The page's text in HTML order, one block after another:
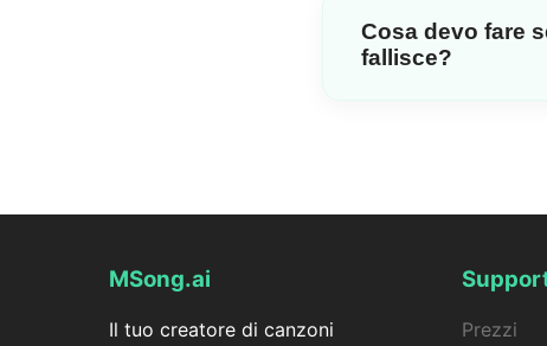
condividendo lo stesso
Cosa devo fare
fallisce?
MSong.ai
Il tuo creatore di canzoni
Prezzi